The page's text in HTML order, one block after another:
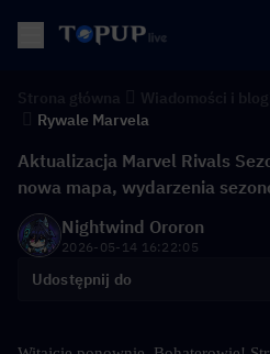
Rywale Marvela
Aktualizacja Marvel Rivals
nowa mapa, wydarzenia
Nightwind Ororon
2026-05-14 16:22:05
Udostępnij do